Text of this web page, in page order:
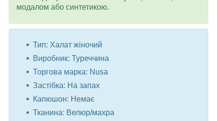
модалом або синтетикою.
Тип: Халат жіночий
Виробник: Туреччина
Торгова марка: Nusa
Застібка: На запах
Капюшон: Немає
Тканина: Велюр/махра